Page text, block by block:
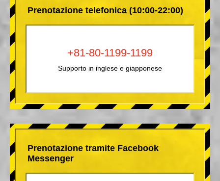
Prenotazione telefonica (10:00-22:00)
+81-80-1199-1199
Supporto in inglese e giapponese
Prenotazione tramite Facebook
Messenger